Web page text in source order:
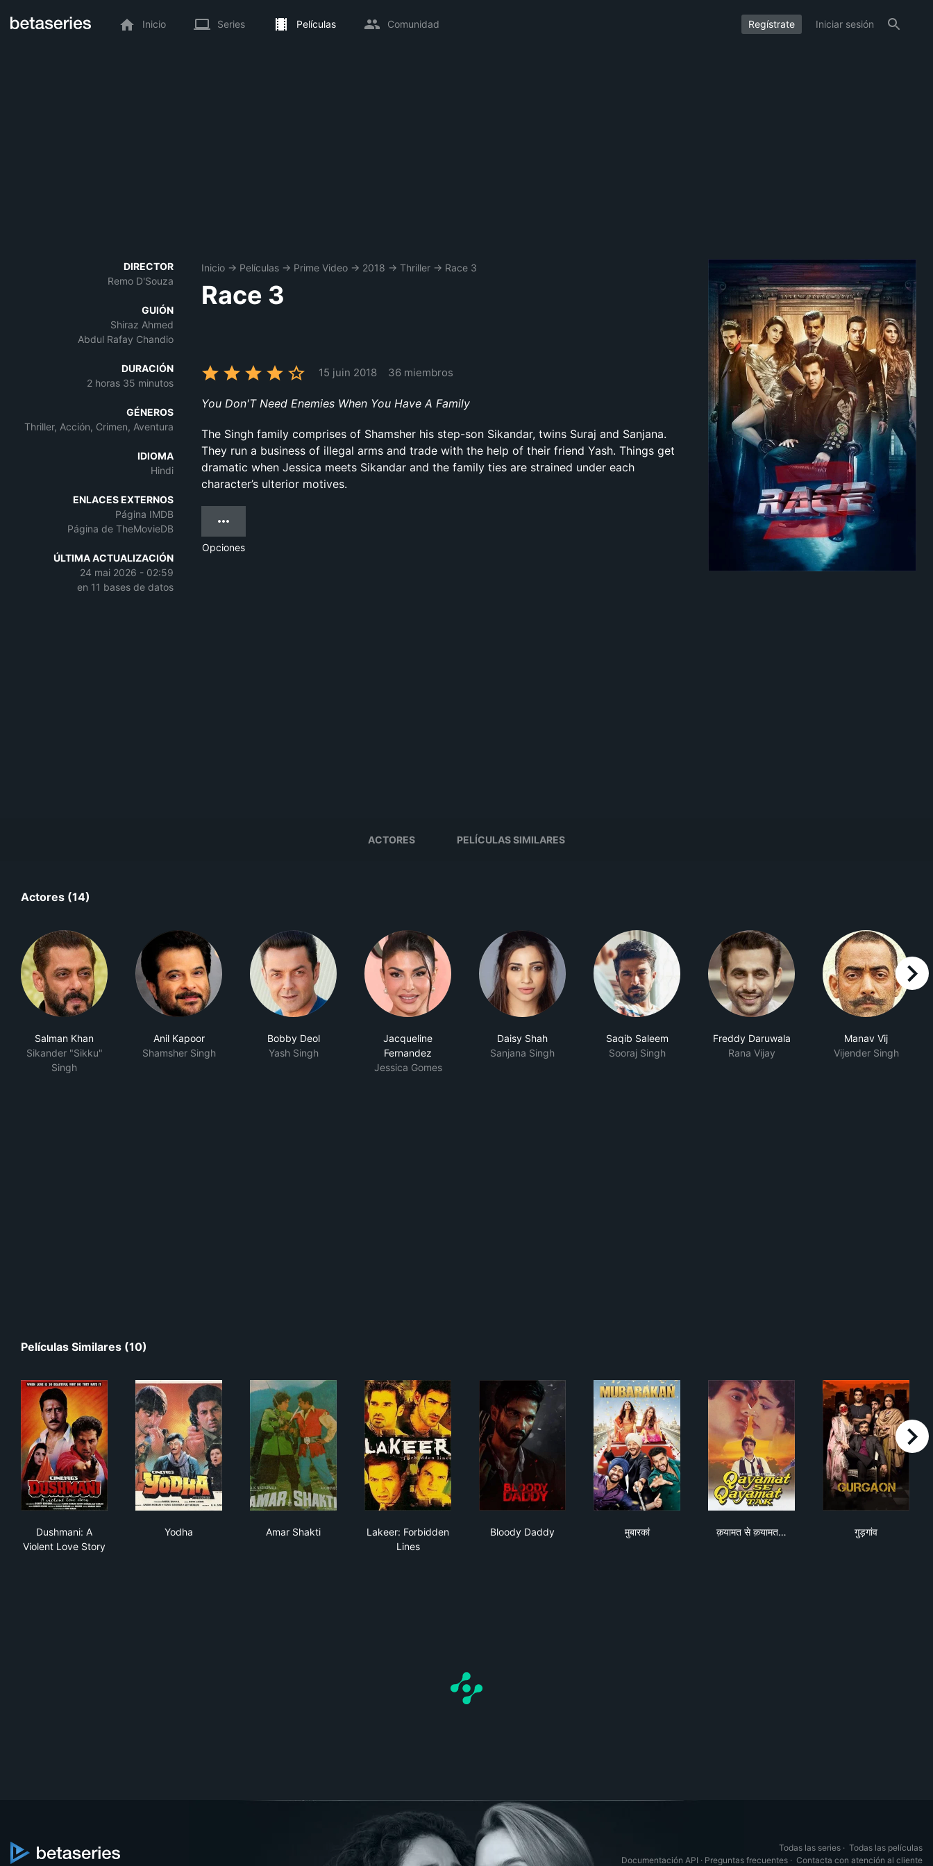
Inicio Series Películas Comunidad Regístrate Iniciar sesión
DIRECTOR
Remo D'Souza
GUIÓN
Shiraz Ahmed
Abdul Rafay Chandio
DURACIÓN
2 horas 35 minutos
GÉNEROS
Thriller, Acción, Crimen, Aventura
IDIOMA
Hindi
ENLACES EXTERNOS
Página IMDB
Página de TheMovieDB
ÚLTIMA ACTUALIZACIÓN
24 mai 2026 - 02:59
en 11 bases de datos
Inicio → Películas → Prime Video → 2018 → Thriller → Race 3
Race 3
15 juin 2018 36 miembros
You Don'T Need Enemies When You Have A Family
The Singh family comprises of Shamsher his step-son Sikandar, twins Suraj and Sanjana.
They run a business of illegal arms and trade with the help of their friend Yash. Things get
dramatic when Jessica meets Sikandar and the family ties are strained under each
character’s ulterior motives.
Opciones
ACTORES PELÍCULAS SIMILARES
Actores (14)
Salman Khan
Sikander "Sikku"
Singh
Anil Kapoor
Shamsher Singh
Bobby Deol
Yash Singh
Jacqueline
Fernandez
Jessica Gomes
Daisy Shah
Sanjana Singh
Saqib Saleem
Sooraj Singh
Freddy Daruwala
Rana Vijay
Manav Vij
Vijender Singh
right
Películas Similares (10)
Dushmani: A
Violent Love Story
Yodha
Amar Shakti
Lakeer: Forbidden
Lines
Bloody Daddy
मुबारकां
क़यामत से क़यामत…
गुड़गांव
right
Todas las series · Todas las películas
Documentación API · Preguntas frecuentes · Contacta con atención al cliente